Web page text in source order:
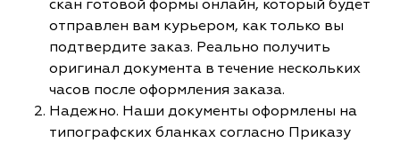
скан готовой формы онлайн, который будет
отправлен вам курьером, как только вы
подтвердите заказ. Реально получить
оригинал документа в течение нескольких
часов после оформления заказа.
Надежно. Наши документы оформлены на
типографских бланках согласно Приказу